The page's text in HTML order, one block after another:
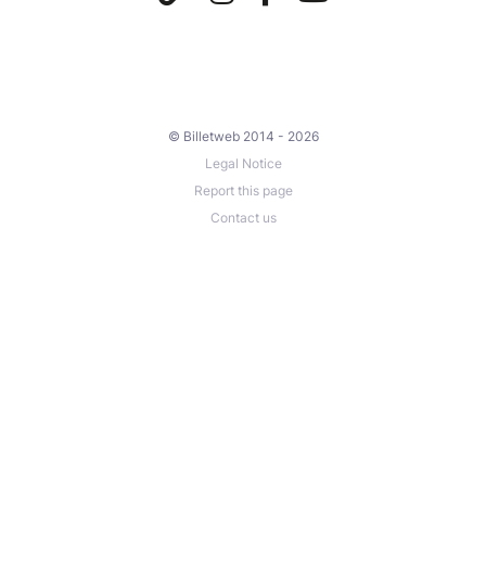
© Billetweb 2014 - 2026
Legal Notice
Report this page
Contact us